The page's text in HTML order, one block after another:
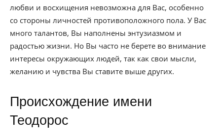
любви и восхищения невозможна для Вас, особенно
со стороны личностей противоположного пола. У Вас
много талантов, Вы наполнены энтузиазмом и
радостью жизни. Но Вы часто не берете во внимание
интересы окружающих людей, так как свои мысли,
желанию и чувства Вы ставите выше других.
Происхождение имени
Теодорос